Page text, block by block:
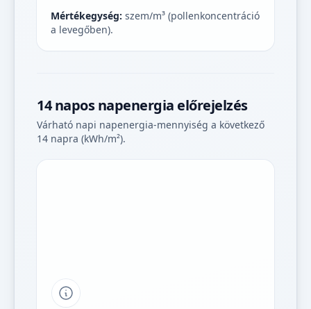
Mértékegység: szem/m³ (pollenkoncentráció
a levegőben).
14 napos napenergia előrejelzés
Várható napi napenergia-mennyiség a következő
14 napra (kWh/m²).
Tipp a grafikon jelmagyarázatához